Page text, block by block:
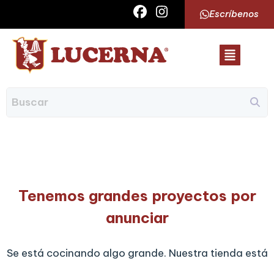
Escríbenos
Tenemos grandes proyectos por
anunciar
Se está cocinando algo grande. Nuestra tienda está